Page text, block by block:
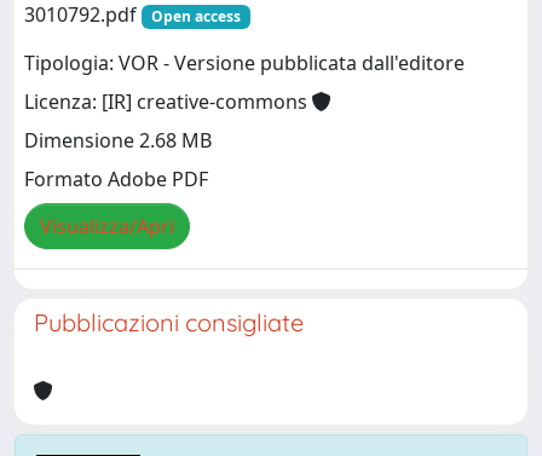
3010792.pdf
Open access
Tipologia: VOR - Versione pubblicata dall'editore
Licenza: [IR] creative-commons
Dimensione 2.68 MB
Formato Adobe PDF
Visualizza/Apri
Pubblicazioni consigliate